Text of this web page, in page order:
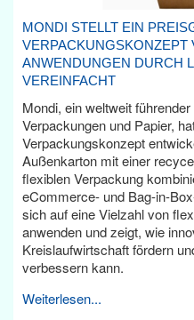
MONDI STELLT EIN
ANWENDUNGEN DURCH
VEREINFACHT
Mondi, ein weltweit
Verpackungen und Papier,
Verpackungskonzept
Außenkarton mit einer
flexiblen Verpackung
eCommerce- und Bag-in-
sich auf eine Vielzahl von
anwenden und zeigt, wie
Kreislaufwirtschaft fördern
verbessern kann.
Weiterlesen...